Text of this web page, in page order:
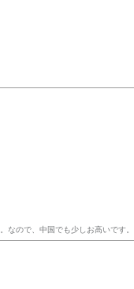
なので、中国でも少しお高いです。